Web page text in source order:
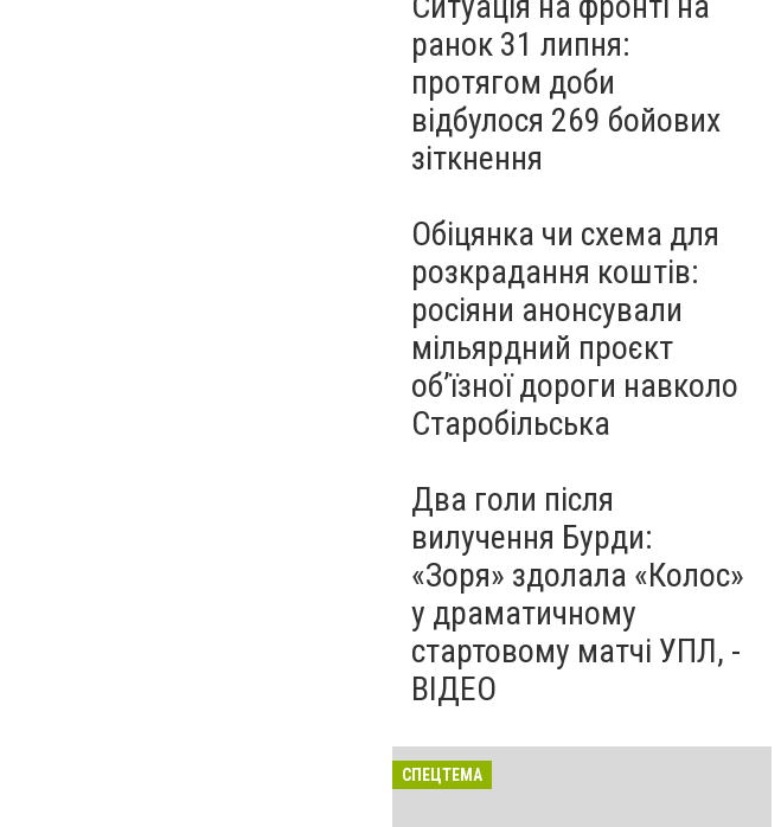
ранок 31 липня:
протягом доби
відбулося 269 бойових
зіткнення
Обіцянка чи схема для
розкрадання коштів:
росіяни анонсували
мільярдний проєкт
об’їзної дороги навколо
Старобільська
Два голи після
вилучення Бурди:
«Зоря» здолала «Колос»
у драматичному
стартовому матчі УПЛ, -
ВІДЕО
СПЕЦТЕМА